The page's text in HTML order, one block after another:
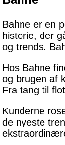
Bahne er en
historie, der
og trends.
Hos Bahne
og brugen af
Fra tang til
Kunderne
de nyeste